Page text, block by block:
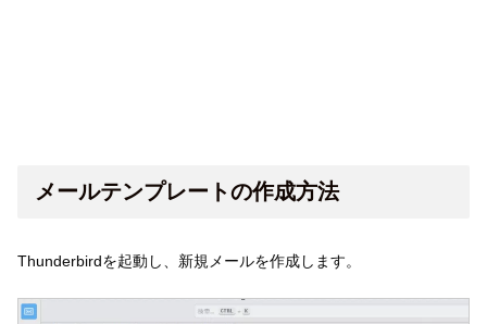
メールテンプレートの作成方法
Thunderbirdを起動し、新規メールを作成します。